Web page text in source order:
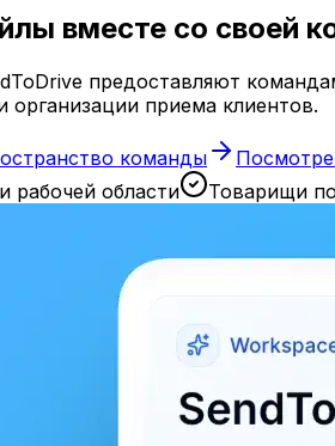
вместе со своей
предоставляют
организации приема клиентов.
команды
рабочей области
Товарищи